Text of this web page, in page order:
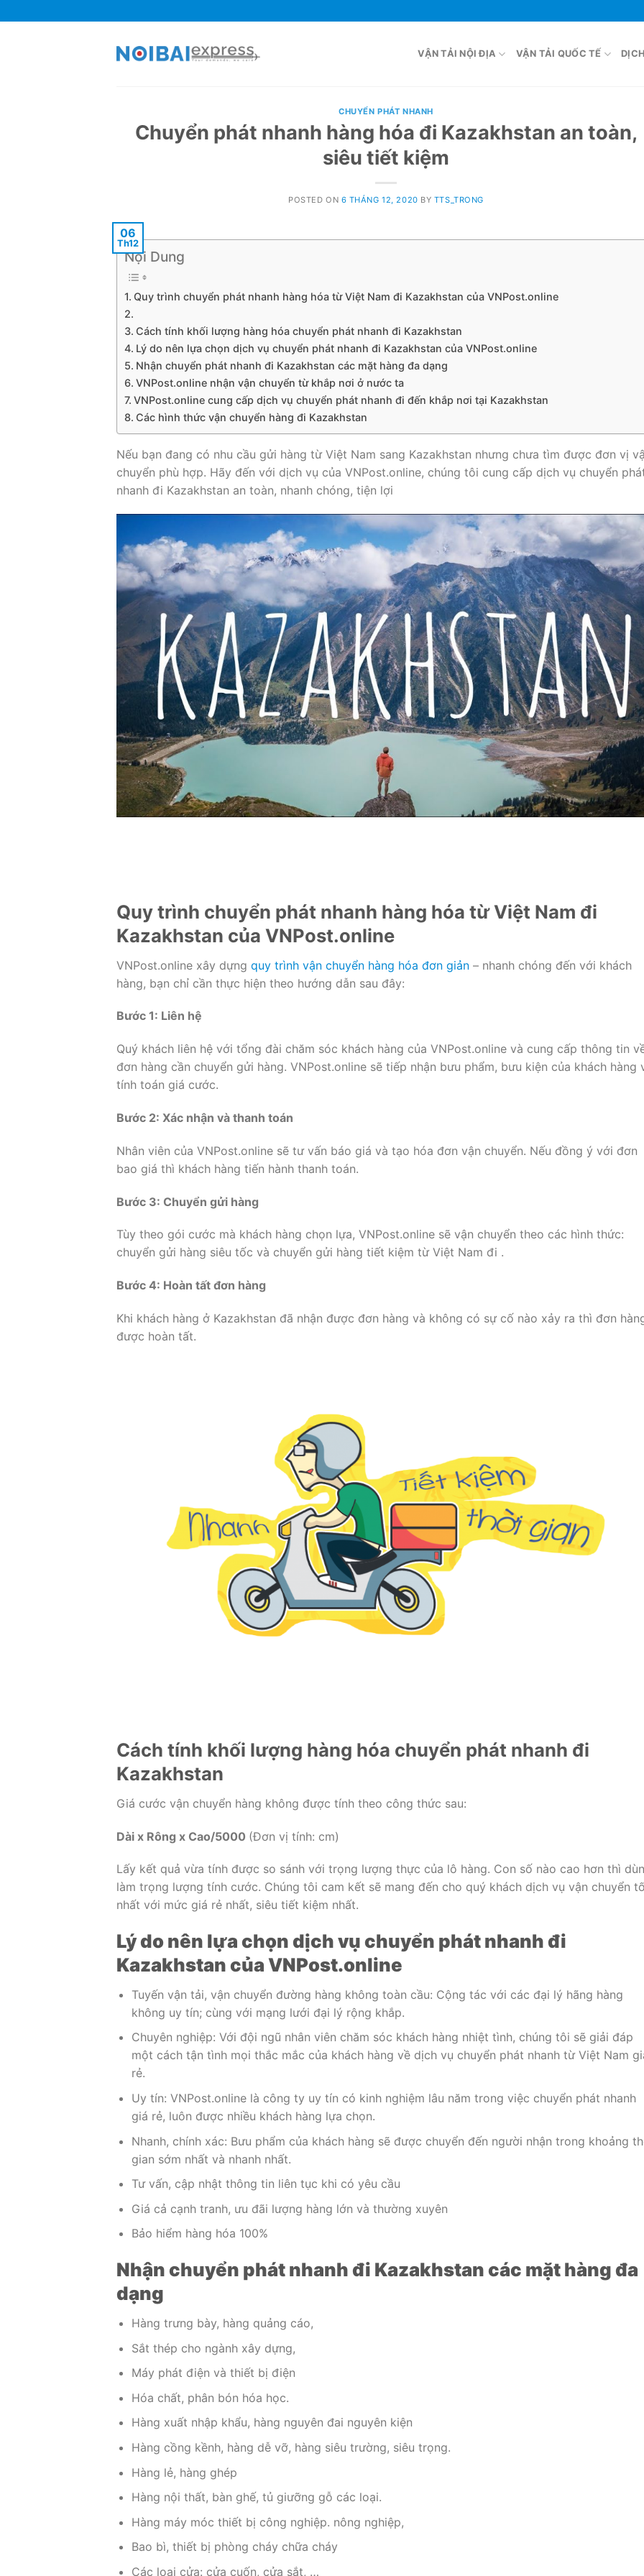
to
VẬN TẢI NỘI ĐỊA VẬN TẢI QUỐC TẾ
CHUYỂN PHÁT NHANH
Chuyển phát nhanh hàng hóa đi Kazakhstan an toàn,
siêu tiết kiệm
POSTED ON 6 THÁNG 12, 2020 BY TTS_TRONG
06
Th12
Nội Dung
Quy trình chuyển phát nhanh hàng hóa từ Việt Nam đi Kazakhstan của VNPost.online
Cách tính khối lượng hàng hóa chuyển phát nhanh đi Kazakhstan
Lý do nên lựa chọn dịch vụ chuyển phát nhanh đi Kazakhstan của VNPost.online
Nhận chuyển phát nhanh đi Kazakhstan các mặt hàng đa dạng
VNPost.online nhận vận chuyển từ khắp nơi ở nước ta
VNPost.online cung cấp dịch vụ chuyển phát nhanh đi đến khắp nơi tại Kazakhstan
Các hình thức vận chuyển hàng đi Kazakhstan
Nếu bạn đang có nhu cầu gửi hàng từ Việt Nam sang Kazakhstan nhưng chưa tìm được đơn vị
chuyển phù hợp. Hãy đến với dịch vụ của VNPost.online, chúng tôi cung cấp dịch vụ chuyển
nhanh đi Kazakhstan an toàn, nhanh chóng, tiện lợi
Quy trình chuyển phát nhanh hàng hóa từ Việt Nam đi
Kazakhstan của VNPost.online
VNPost.online xây dựng quy trình vận chuyển hàng hóa đơn giản – nhanh chóng đến với khách
hàng, bạn chỉ cần thực hiện theo hướng dẫn sau đây:
Bước 1: Liên hệ
Quý khách liên hệ với tổng đài chăm sóc khách hàng của VNPost.online và cung cấp thông tin
đơn hàng cần chuyển gửi hàng. VNPost.online sẽ tiếp nhận bưu phẩm, bưu kiện của khách hàng
tính toán giá cước.
Bước 2: Xác nhận và thanh toán
Nhân viên của VNPost.online sẽ tư vấn báo giá và tạo hóa đơn vận chuyển. Nếu đồng ý với đơn
bao giá thì khách hàng tiến hành thanh toán.
Bước 3: Chuyển gửi hàng
Tùy theo gói cước mà khách hàng chọn lựa, VNPost.online sẽ vận chuyển theo các hình thức:
chuyển gửi hàng siêu tốc và chuyển gửi hàng tiết kiệm từ Việt Nam đi .
Bước 4: Hoàn tất đơn hàng
Khi khách hàng ở Kazakhstan đã nhận được đơn hàng và không có sự cố nào xảy ra thì đơn
được hoàn tất.
Cách tính khối lượng hàng hóa chuyển phát nhanh đi
Kazakhstan
Giá cước vận chuyển hàng không được tính theo công thức sau:
Dài x Rông x Cao/5000 (Đơn vị tính: cm)
Lấy kết quả vừa tính được so sánh với trọng lượng thực của lô hàng. Con số nào cao hơn thì
làm trọng lượng tính cước. Chúng tôi cam kết sẽ mang đến cho quý khách dịch vụ vận chuyển
nhất với mức giá rẻ nhất, siêu tiết kiệm nhất.
Lý do nên lựa chọn dịch vụ chuyển phát nhanh đi
Kazakhstan của VNPost.online
Tuyến vận tải, vận chuyển đường hàng không toàn cầu: Cộng tác với các đại lý hãng hàng
không uy tín; cùng với mạng lưới đại lý rộng khắp.
Chuyên nghiệp: Với đội ngũ nhân viên chăm sóc khách hàng nhiệt tình, chúng tôi sẽ giải đáp
một cách tận tình mọi thắc mắc của khách hàng về dịch vụ chuyển phát nhanh từ Việt Nam
rẻ.
Uy tín: VNPost.online là công ty uy tín có kinh nghiệm lâu năm trong việc chuyển phát nhanh
giá rẻ, luôn được nhiều khách hàng lựa chọn.
Nhanh, chính xác: Bưu phẩm của khách hàng sẽ được chuyển đến người nhận trong khoảng
gian sớm nhất và nhanh nhất.
Tư vấn, cập nhật thông tin liên tục khi có yêu cầu
Giá cả cạnh tranh, ưu đãi lượng hàng lớn và thường xuyên
Bảo hiểm hàng hóa 100%
Nhận chuyển phát nhanh đi Kazakhstan các mặt hàng đa
dạng
Hàng trưng bày, hàng quảng cáo,
Sắt thép cho ngành xây dựng,
Máy phát điện và thiết bị điện
Hóa chất, phân bón hóa học.
Hàng xuất nhập khẩu, hàng nguyên đai nguyên kiện
Hàng cồng kềnh, hàng dễ vỡ, hàng siêu trường, siêu trọng.
Hàng lẻ, hàng ghép
Hàng nội thất, bàn ghế, tủ giưỡng gỗ các loại.
Hàng máy móc thiết bị công nghiệp. nông nghiệp,
Bao bì, thiết bị phòng cháy chữa cháy
Các loại cửa: cửa cuốn, cửa sắt, …